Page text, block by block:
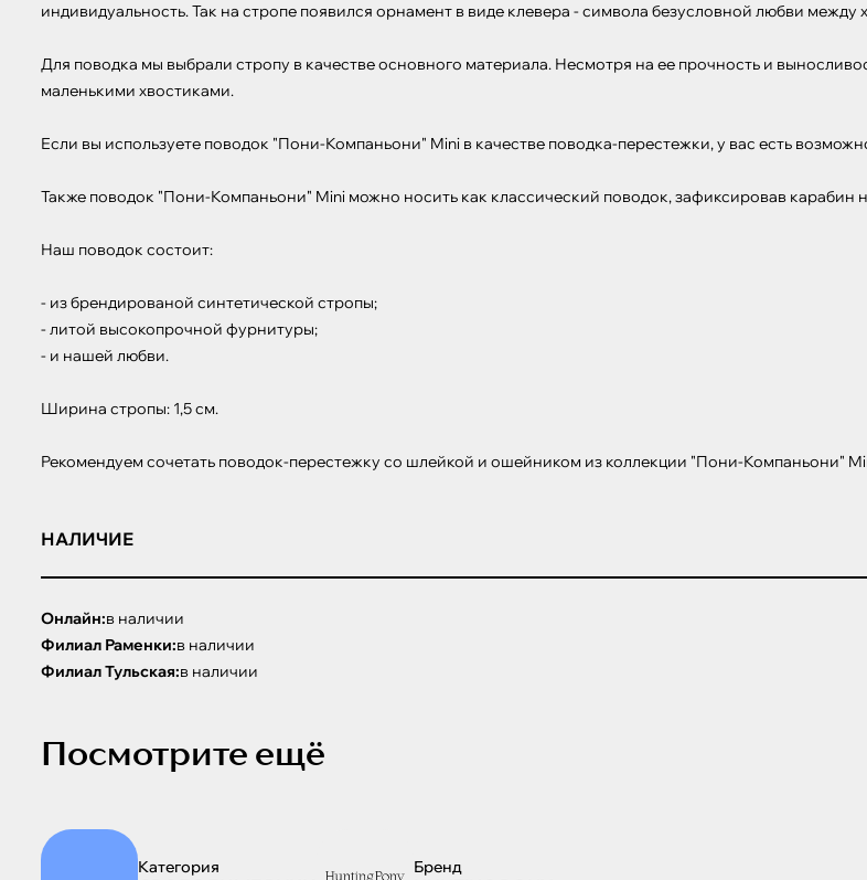
индивидуальность. Так на стропе появился орнамент в виде клевера - символа безусловной любви между
Для поводка мы выбрали стропу в качестве основного материала. Несмотря на ее прочность и
маленькими хвостиками.
Если вы используете поводок "Пони-Компаньони" Mini в качестве поводка-перестежки, у вас есть
Также поводок "Пони-Компаньони" Mini можно носить как классический поводок, зафиксировав карабин
Наш поводок состоит:
- из брендированой синтетической стропы;
- литой высокопрочной фурнитуры;
- и нашей любви.
Ширина стропы: 1,5 см.
Рекомендуем сочетать поводок-перестежку со шлейкой и ошейником из коллекции "Пони-Компаньони"
НАЛИЧИЕ
Онлайн:в наличии
Филиал Раменки:в наличии
Филиал Тульская:в наличии
Посмотрите ещё
Категория Бренд